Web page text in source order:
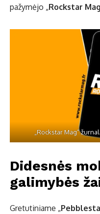
pažymėjo „Rockstar Mag
„Rockstar Mag“
Didesnės
galimybės
Gretutiniame „